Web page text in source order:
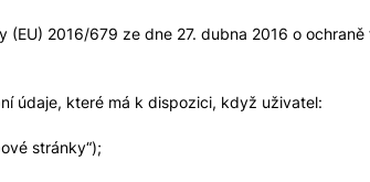
(EU) 2016/679 ze dne 27. dubna 2016 o
údaje, které má k dispozici, když uživatel:
stránky“);